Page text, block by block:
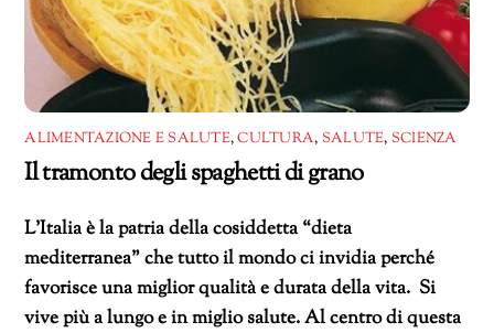
ALIMENTAZIONE E SALUTE,CULTURA, SALUTE, SCIENZA
Il tramonto degli spaghetti di grano
L’Italia è la patria della cosiddetta “dieta
mediterranea” che tutto il mondo ci invidia perché
favorisce una miglior qualità e durata della vita. Si
vive più a lungo e in miglio salute. Al centro di questa